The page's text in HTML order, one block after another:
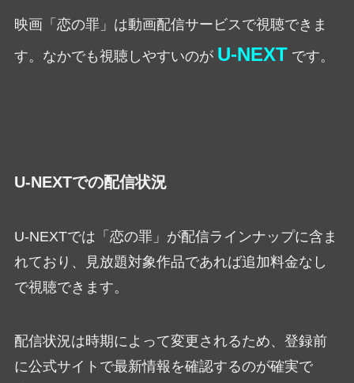
映画「恋の罪」は動画配信サービスで視聴できま
す。なかでも視聴しやすいのが U-NEXT です。
U-NEXTでの配信状況
U-NEXTでは「恋の罪」が配信ラインナップに含ま
れており、見放題対象作品であれば追加料金なし
で視聴できます。
配信状況は時期によって変更されるため、登録前
に公式サイトで最新情報を確認するのが確実で